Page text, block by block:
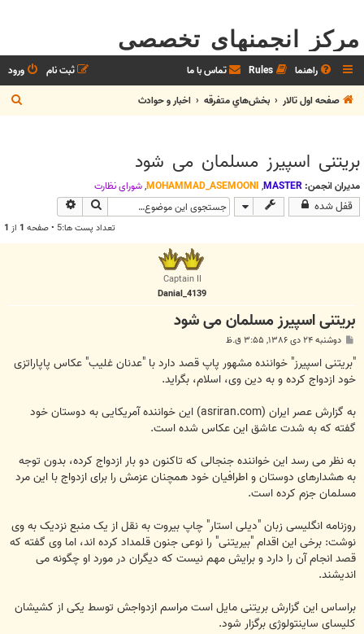
مرکز انجمنهای تخصصی
راهنما Rules تماس با ما ورود
ثبت نام
صفحه اول تالار
بخش‌‌هاي متفرقه اخبار و حوادث
س
بریتنی اسپیرز مسلمان می شود
مدیران انجمن: MASTER
,
MOHAMMAD_ASEMOONI
,شوراي نظارت
قفل شده جستجو
تعداد پست ها:5 • صفحه 1 از 1
Captain II
Danial_4139
بریتنی اسپیرز مسلمان می شود
ت
دوشنبه ۲۴ دی ۱۳۸۶, ۳:۵۵ ق.ظ
"بریتنی اسپیرز" خواننده مشهور پاپ قصد دارد با "عدنان غلیب" عکاس پاپاراتزی
خود ازدواج کرده و به دین وی، اسلام، بگراید.
به گزارش عصر ایران (asriran.com) این خواننده آمریکایی به دوستان خود
گفته که به شدت عاشق این عکاس شده است.
به نظر می رسد این خواننده جنجالی که تاکنون دو بار ازدواج کرده، بدون توجه
به هشدارهای دوستان و اطرافیان خود همچنان عزمش را برای ازدواج با این مرد
مسلمان جزم کرده است.
روزنامه انگلیسی زبان "دیلی استار" چاپ بیروت به نقل از یک منبع نزدیک به وی
نوشت: برخی این اقدام "بیریتنی" را نوعی جنون قلمداد کرده اند، اما وی گفته که
قصد انجام آن را دارد و برایش مهم نیست که دیگران در مورد او چگونه می
اندیشند.
براساس این گزارش بریتنی مایل است مراسم ازدواجش توسط یکی از کشیشان
کلیسای ساینتولوژی برگزار شود.